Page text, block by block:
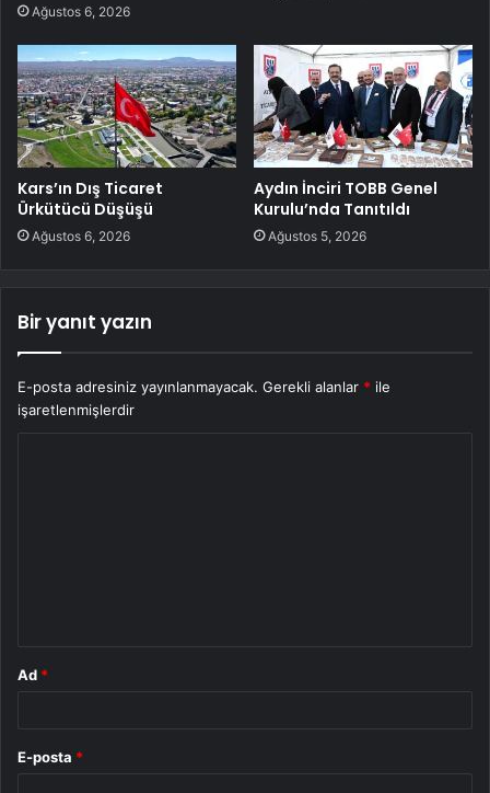
Ağustos 6, 2026
Kars’ın Dış Ticaret
Ürkütücü Düşüşü
Ağustos 6, 2026
Aydın İnciri TOBB Genel
Kurulu’nda Tanıtıldı
Ağustos 5, 2026
Bir yanıt yazın
E-posta adresiniz yayınlanmayacak. Gerekli alanlar * ile
işaretlenmişlerdir
Ad *
E-posta *